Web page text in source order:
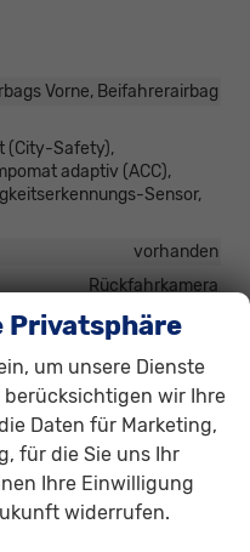
Vorne, Beifahrerairbag
(City-Safety),
adaptiv (ACC),
Sensor,
vorhanden
Rückfahrkamera
Servolenkung
Scheinwerfer,
Reserverad
mit
Privatsphäre
um unsere Dienste
wir Ihre
Daten für Marketing,
für die Sie uns Ihr
Ihre Einwilligung
widerrufen.